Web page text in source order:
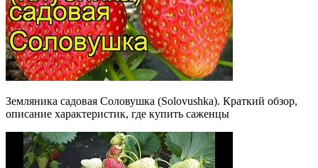
Земляника садовая Соловушка (Solovushka). Краткий обзор,
описание характеристик, где купить саженцы